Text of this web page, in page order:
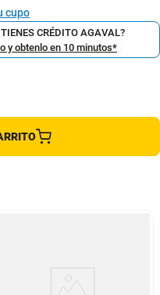
cupo
CRÉDITO AGAVAL?
y obtenlo en 10 minutos*